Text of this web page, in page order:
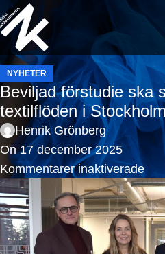
NYHETER
Beviljad förstudie ska
textilflöden i
Henrik Grönberg
On 17 december 2025
Kommentarer inaktiverade